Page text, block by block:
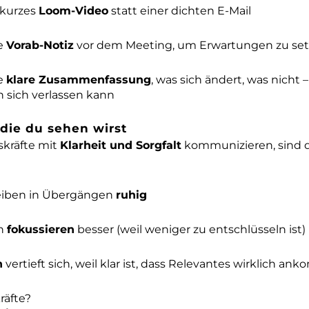
Loom-Video statt einer dichten E-Mail
Vorab-Notiz vor dem Meeting, um Erwartungen zu
klare Zusammenfassung, was sich ändert, was nicht
sich verlassen kann
du sehen wirst
mit Klarheit und Sorgfalt kommunizieren, sind
in Übergängen ruhig
fokussieren besser (weil weniger zu entschlüsseln ist)
vertieft sich, weil klar ist, dass Relevantes wirklich